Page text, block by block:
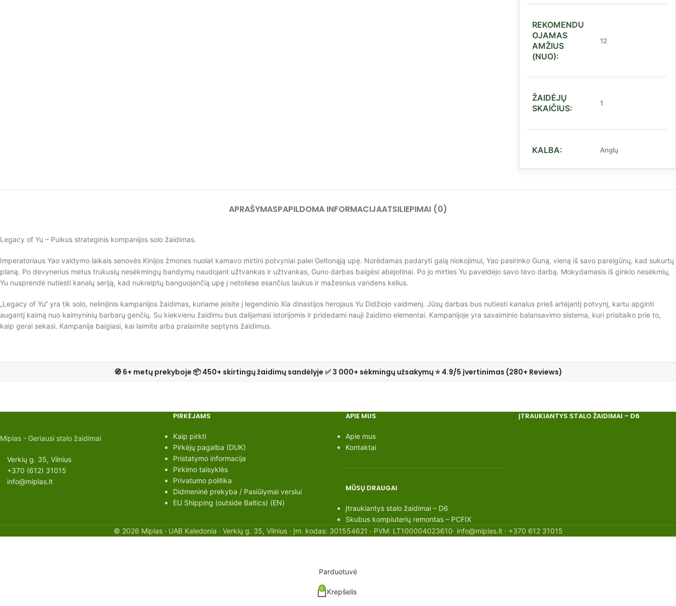
REKOMENDU
OJAMAS
AMŽIUS
(NUO):
12
ŽAIDĖJŲ
SKAIČIUS:
1
KALBA: Anglų
APRAŠYMASPAPILDOMA INFORMACIJAATSILIEPIMAI (0)
Legacy of Yu – Puikus strateginis kompanijos solo žaidimas.
Imperatoriaus Yao valdymo laikais senovės Kinijos žmones nuolat kamavo mirtini potvyniai palei Geltonąją upę. Norėdamas padaryti galą niokojimui, Yao pasirinko Guną, vieną iš savo pareigūnų, kad sukurtų
planą. Po devynerius metus trukusių nesėkmingų bandymų naudojant užtvankas ir užtvankas, Guno darbas baigėsi abejotinai. Po jo mirties Yu paveldėjo savo tėvo darbą. Mokydamasis iš ginklo nesėkmių,
Yu nusprendė nutiesti kanalų seriją, kad nukreiptų banguojančią upę į netoliese esančius laukus ir mažesnius vandens kelius.
„Legacy of Yu“ yra tik solo, nelinijinis kampanijos žaidimas, kuriame įeisite į legendinio Xia dinastijos herojaus Yu Didžiojo vaidmenį. Jūsų darbas bus nutiesti kanalus prieš artėjantį potvynį, kartu apginti
augantį kaimą nuo kaimyninių barbarų genčių. Su kiekvienu žaidimu bus dalijamasi istorijomis ir pridedami nauji žaidimo elementai. Kampanijoje yra savaiminio balansavimo sistema, kuri prisitaiko prie to,
kaip gerai sekasi. Kampanija baigiasi, kai laimite arba pralaimite septynis žaidimus.
🧭 6+ metų prekyboje 📦 450+ skirtingų žaidimų sandėlyje ✅ 3 000+ sėkmingų užsakymų ⭐ 4.9/5 įvertinimas (280+ Reviews)
Miplas - Geriausi stalo žaidimai
Verkių g. 35, Vilnius
+370 (612) 31015
info@miplas.lt
PIRKĖJAMS
Kaip pirkti
Pirkėjų pagalba (DUK)
Pristatymo informacija
Pirkimo taisyklės
Privatumo politika
Didmeninė prekyba / Pasiūlymai verslui
EU Shipping (outside Baltics) (EN)
APIE MUS
Apie mus
Kontaktai
MŪSŲ DRAUGAI
Įtraukiantys stalo žaidimai – D6
Skubus kompiuterių remontas – PCFIX
ĮTRAUKIANTYS STALO ŽAIDIMAI – D6
© 2026 Miplas · UAB Kaledonia · Verkių g. 35, Vilnius · Įm. kodas: 301554621 · PVM: LT100004023610· info@miplas.lt · +370 612 31015
Parduotuvė
0 Krepšelis